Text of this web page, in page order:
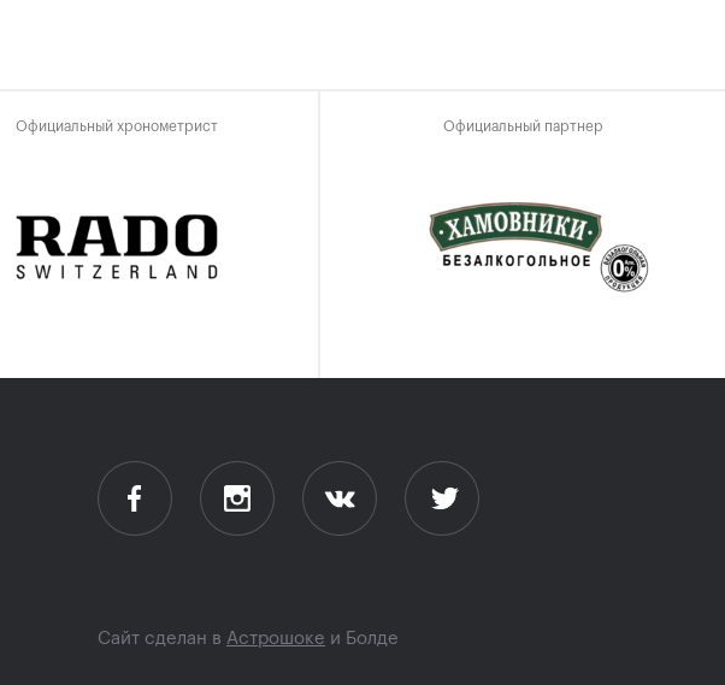
18 октября, 23:00
Андрей Кузнецов: «Рад, что
зрителям понравился матч,
я и сам получил
удовольствие»
Официальный хронометрист Официальный партнер
Сайт сделан в Астрошоке и Болде